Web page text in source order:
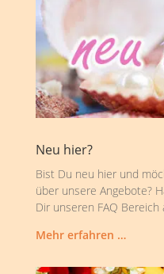
Neu hier?
Bist Du neu hier und
über unsere Angebote?
Dir unseren FAQ Bereich
Mehr erfahren …